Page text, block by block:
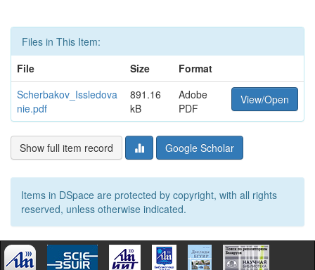
Files in This Item:
File
Size
Format
Scherbakov_Issledova
nie.pdf
891.16
kB
Adobe
PDF
View/Open
Show full item record Google Scholar
Items in DSpace are protected by copyright, with all rights
reserved, unless otherwise indicated.